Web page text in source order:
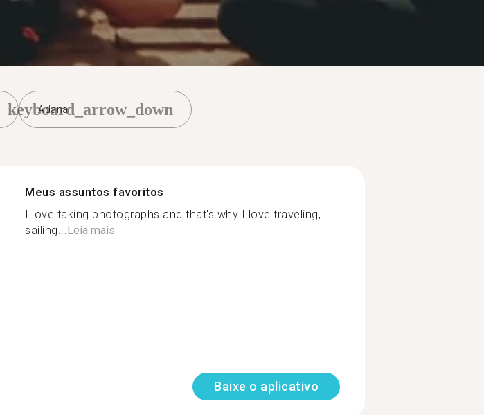
Adana
keyboard_arrow_down
Meus assuntos favoritos
I love taking photographs and that's why I love traveling,
sailing...Leia mais
Baixe o aplicativo